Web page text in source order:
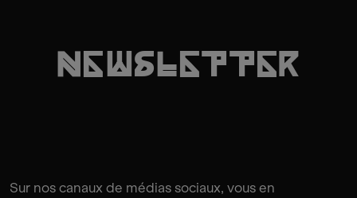
Sur nos canaux de médias sociaux, vous en